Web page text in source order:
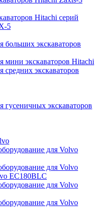
Hitachi серий
5
больших экскаваторов
мини экскаваторов Hitachi
средних экскаваторов
гусеничных экскаваторов
для Volvo
для Volvo
EC180BLC
для Volvo
для Volvo